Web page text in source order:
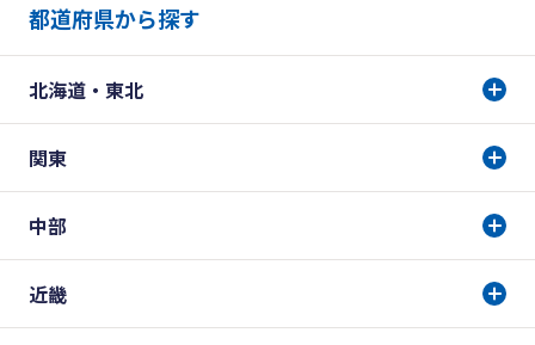
都道府県から探す
北海道・東北
関東
中部
近畿